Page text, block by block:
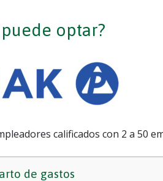
optar?
calificados con 2 a 50
de gastos